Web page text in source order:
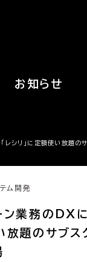
お知らせ
レシリ」に定額使い放題の
ム開発
業務のDXに
放題のサブス